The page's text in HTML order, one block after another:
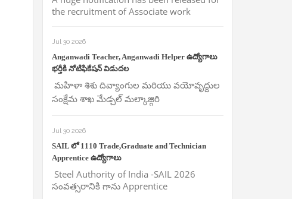
the recruitment of Associate work
Jul 30 2026
Anganwadi Teacher, Anganwadi Helper ఉద్యోగాలు
భర్తీకి నోటిఫికేషన్ విడుదల
మహిళా శిశు దివ్యాంగుల మరియు వయోవృద్దుల
సంక్షేమ శాఖ మేడ్చల్ మల్కాజ్గిరి
Jul 30 2026
SAIL లో 1110 Trade,Graduate and Technician
Apprentice ఉద్యోగాలు
Steel Authority of India -SAIL 2026
సంవత్సరానికి గాను Apprentice